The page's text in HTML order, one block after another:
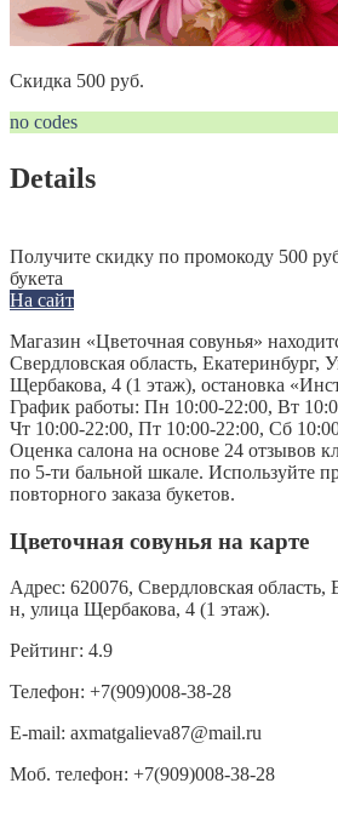
Скидка 500 руб.
no codes
Details
Получите скидку по промокоду 500
букета
На сайт
Магазин «Цветочная совунья»
Свердловская область, Екатеринбург,
Щербакова, 4 (1 этаж), остановка
График работы: Пн 10:00-22:00, Вт
Чт 10:00-22:00, Пт 10:00-22:00, Сб
Оценка салона на основе 24 отзывов
по 5-ти бальной шкале. Используйте
повторного заказа букетов.
Цветочная совунья на карте
Адрес: 620076, Свердловская область,
н, улица Щербакова, 4 (1 этаж).
Рейтинг: 4.9
Телефон: +7(909)008-38-28
E-mail: axmatgalieva87@mail.ru
Моб. телефон: +7(909)008-38-28